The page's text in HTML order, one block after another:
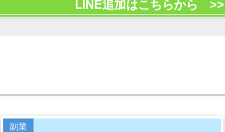
LINE追加はこちらから >>
副業